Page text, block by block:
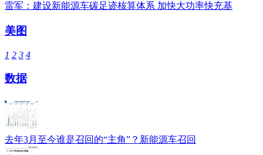
雷军：建设新能源车碳足迹核算体系 加快大功率快充基
美图
1 2 3 4
数据
去年3月至今谁是召回的“主角”？新能源车召回